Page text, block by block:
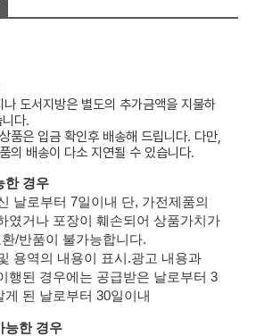
도서지방은 별도의 추가금액을 지불하
다.
품은 입금 확인후 배송해 드립니다. 다만,
의 배송이 다소 지연될 수 있습니다.
한 경우
날로부터 7일이내 단, 가전제품의
였거나 포장이 훼손되어 상품가치가
/반품이 불가능합니다.
용역의 내용이 표시.광고 내용과
행된 경우에는 공급받은 날로부터 3
된 날로부터 30일이내
능한 경우